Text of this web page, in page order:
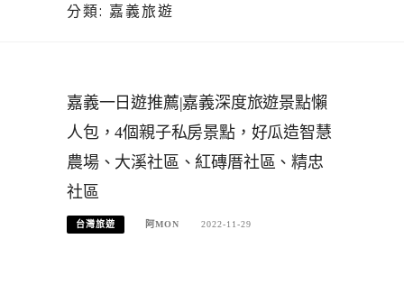
分類: 嘉義旅遊
嘉義一日遊推薦|嘉義深度旅遊景點懶
人包，4個親子私房景點，好瓜造智慧
農場、大溪社區、紅磚厝社區、精忠
社區
台灣旅遊 阿MON 2022-11-29